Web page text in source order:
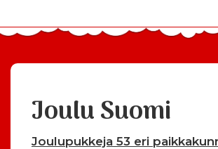
Joulu Suomi
Joulupukkeja 53 eri